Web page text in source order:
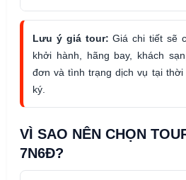
Lưu ý giá tour: Giá chi tiết sẽ
khởi hành, hãng bay, khách
đơn và tình trạng dịch vụ tại thời
ký.
VÌ SAO NÊN CHỌN
7N6Đ?